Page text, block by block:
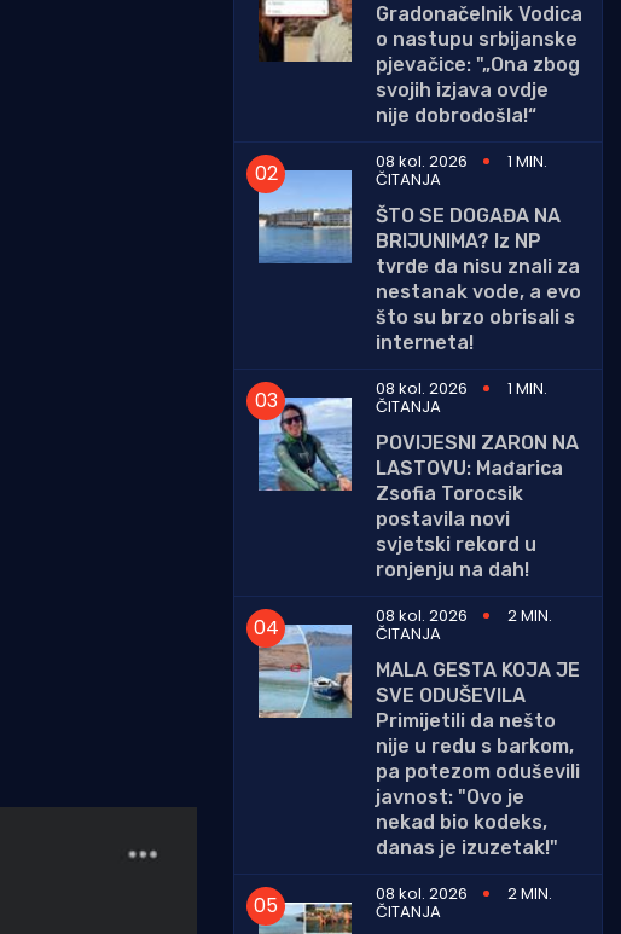
Gradonačelnik Vodica
o nastupu srbijanske
pjevačice: "„Ona zbog
svojih izjava ovdje
nije dobrodošla!“
08 kol. 2026
1 MIN.
ČITANJA
ŠTO SE DOGAĐA NA
BRIJUNIMA? Iz NP
tvrde da nisu znali za
nestanak vode, a evo
što su brzo obrisali s
interneta!
08 kol. 2026
1 MIN.
ČITANJA
POVIJESNI ZARON NA
LASTOVU: Mađarica
Zsofia Torocsik
postavila novi
svjetski rekord u
ronjenju na dah!
08 kol. 2026
2 MIN.
ČITANJA
MALA GESTA KOJA JE
SVE ODUŠEVILA
Primijetili da nešto
nije u redu s barkom,
pa potezom oduševili
javnost: "Ovo je
nekad bio kodeks,
danas je izuzetak!"
08 kol. 2026
2 MIN.
ČITANJA